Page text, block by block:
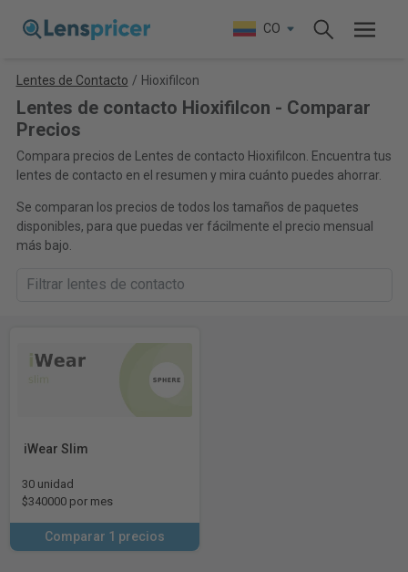
CO
Lentes de Contacto / Hioxifilcon
Lentes de contacto Hioxifilcon - Comparar
Precios
Compara precios de Lentes de contacto Hioxifilcon. Encuentra tus
lentes de contacto en el resumen y mira cuánto puedes ahorrar.
Se comparan los precios de todos los tamaños de paquetes
disponibles, para que puedas ver fácilmente el precio mensual
más bajo.
iWear Slim
30 unidad
$340000 por mes
Comparar 1 precios